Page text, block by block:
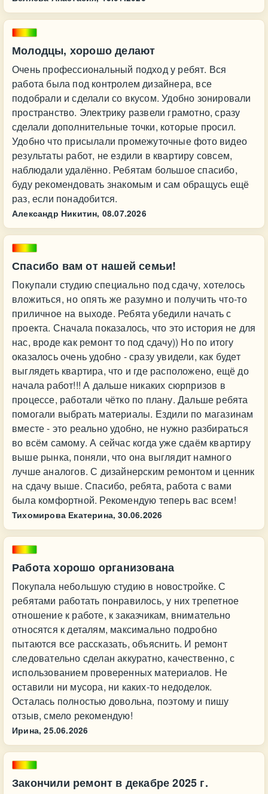
Молодцы, хорошо делают
Очень профессиональный подход у ребят. Вся
работа была под контролем дизайнера, все
подобрали и сделали со вкусом. Удобно зонировали
пространство. Электрику развели грамотно, сразу
сделали дополнительные точки, которые просил.
Удобно что присылали промежуточные фото видео
результаты работ, не ездили в квартиру совсем,
наблюдали удалённо. Ребятам большое спасибо,
буду рекомендовать знакомым и сам обращусь ещё
раз, если понадобится.
Александр Никитин, 08.07.2026
Спасибо вам от нашей семьи!
Покупали студию специально под сдачу, хотелось
вложиться, но опять же разумно и получить что-то
приличное на выходе. Ребята убедили начать с
проекта. Сначала показалось, что это история не для
нас, вроде как ремонт то под сдачу)) Но по итогу
оказалось очень удобно - сразу увидели, как будет
выглядеть квартира, что и где расположено, ещё до
начала работ!!! А дальше никаких сюрпризов в
процессе, работали чётко по плану. Дальше ребята
помогали выбрать материалы. Ездили по магазинам
вместе - это реально удобно, не нужно разбираться
во всём самому. А сейчас когда уже сдаём квартиру
выше рынка, поняли, что она выглядит намного
лучше аналогов. С дизайнерским ремонтом и ценник
на сдачу выше. Спасибо, ребята, работа с вами
была комфортной. Рекомендую теперь вас всем!
Тихомирова Екатерина, 30.06.2026
Работа хорошо организована
Покупала небольшую студию в новостройке. С
ребятами работать понравилось, у них трепетное
отношение к работе, к заказчикам, внимательно
относятся к деталям, максимально подробно
пытаются все рассказать, объяснить. И ремонт
следовательно сделан аккуратно, качественно, с
использованием проверенных материалов. Не
оставили ни мусора, ни каких-то недоделок.
Осталась полностью довольна, поэтому и пишу
отзыв, смело рекомендую!
Ирина, 25.06.2026
Закончили ремонт в декабре 2025 г.